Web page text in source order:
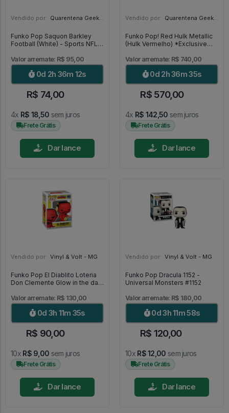
Vendido por: Quarentena Geek Store - SP
Funko Pop Saquon Barkley
Football (White) - Sports NFL
Valor arremate: R$ 95,00
0d 2h 36m 10s
R$ 74,00
4x R$ 18,50 sem juros
Frete Grátis
Dar lance
Vendido por: Quarentena Geek Store - SP
Funko Pop! Red Hulk Metallic
(Hulk Vermelho) *Exclusive
Marvel #31
Valor arremate: R$ 740,00
0d 2h 36m 33s
R$ 570,00
4x R$ 142,50 sem juros
Frete Grátis
Dar lance
Vendido por: Vinyl & Volt - MG
Funko Pop El Diablito Loteria
Don Clemente Glow in the dark
#03
Valor arremate: R$ 130,00
0d 3h 11m 33s
R$ 90,00
10x R$ 9,00 sem juros
Frete Grátis
Dar lance
Vendido por: Vinyl & Volt - MG
Funko Pop Dracula 1152 -
Universal Monsters #1152
Valor arremate: R$ 180,00
0d 3h 11m 56s
R$ 120,00
10x R$ 12,00 sem juros
Frete Grátis
Dar lance